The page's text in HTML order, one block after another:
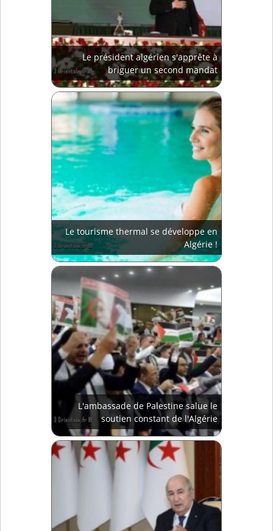
Le président algérien s'apprête à
briguer un second mandat
Le tourisme thermal se développe en
Algérie !
L'ambassade de Palestine salue le
soutien constant de l'Algérie